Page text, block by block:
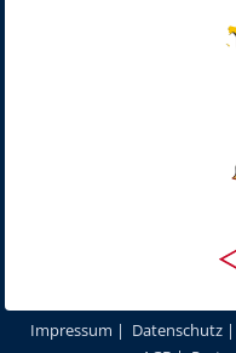
Impressum | Datenschutz |